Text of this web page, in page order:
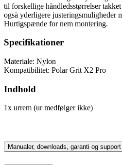
til forskellige håndledsstørrelser
også yderligere justeringsmuligheder
Hurtigspænde for nem montering.
Specifikationer
Materiale: Nylon
Kompatibilitet: Polar Grit X2 Pro
Indhold
1x urrem (ur medfølger ikke)
Manualer, downloads, garanti og support